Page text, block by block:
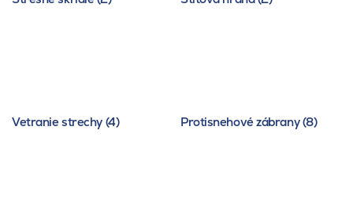
Vetranie strechy (4) Protisnehové zábrany (8)